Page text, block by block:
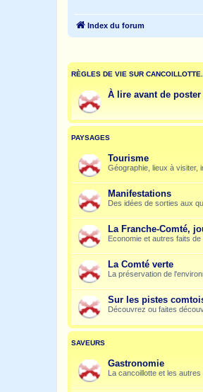
Index du forum
RÈGLES DE VIE SUR
À lire avant de poster
PAYSAGES
Tourisme
Géographie, lieux à visiter,
Manifestations
Des idées de sorties aux
La Franche-Comté,
Economie et autres faits
La Comté verte
La préservation de
Sur les pistes
Découvrez ou faites
SAVEURS
Gastronomie
La cancoillotte et les